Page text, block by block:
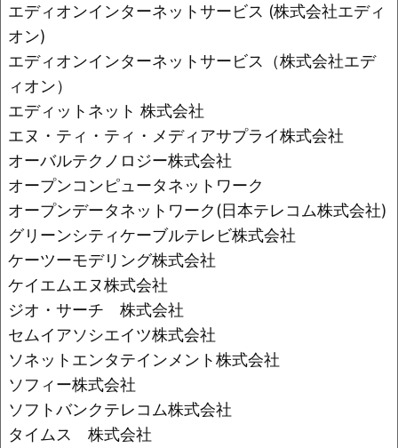
エディオンインターネットサービス (株式会社エディ
オン)
エディオンインターネットサービス（株式会社エデ
ィオン）
エディットネット 株式会社
エヌ・ティ・ティ・メディアサプライ株式会社
オーバルテクノロジー株式会社
オープンコンピュータネットワーク
オープンデータネットワーク(日本テレコム株式会社)
グリーンシティケーブルテレビ株式会社
ケーツーモデリング株式会社
ケイエムエヌ株式会社
ジオ・サーチ 株式会社
セムイアソシエイツ株式会社
ソネットエンタテインメント株式会社
ソフィー株式会社
ソフトバンクテレコム株式会社
タイムス 株式会社